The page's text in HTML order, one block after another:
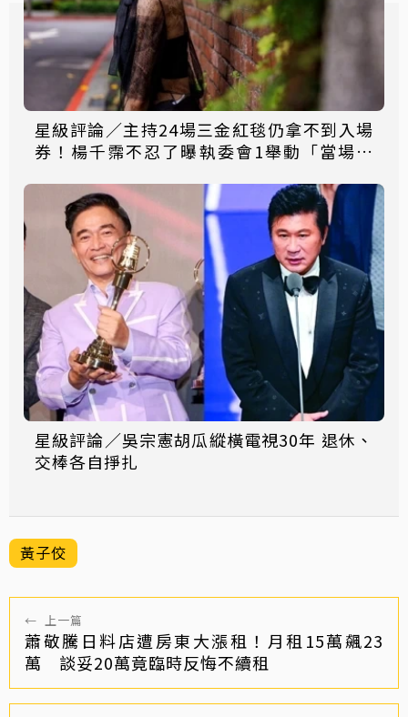
星級評論／主持24場三金紅毯仍拿不到入場
券！楊千霈不忍了曝執委會1舉動「當場爆
星級評論／吳宗憲胡瓜縱橫電視30年 退休、
交棒各自掙扎
黃子佼
← 上一篇
蕭敬騰日料店遭房東大漲租！月租15萬飆23
萬 談妥20萬竟臨時反悔不續租